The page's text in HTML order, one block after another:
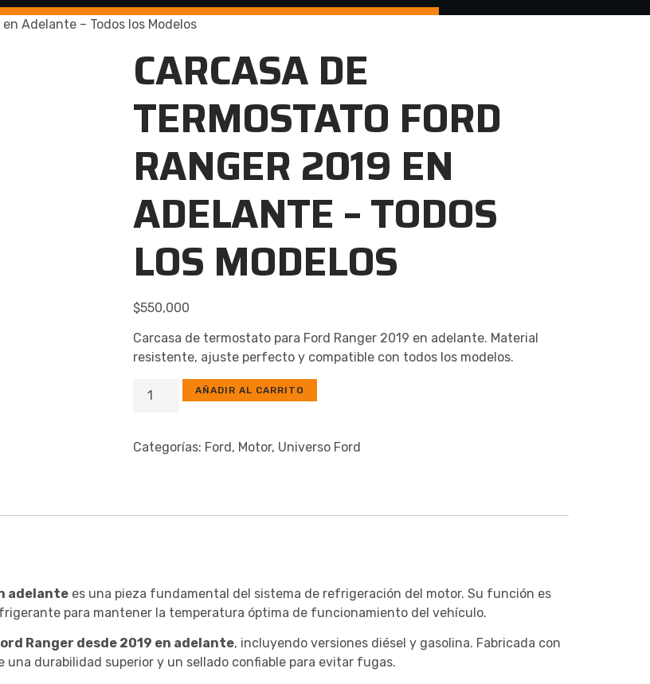
Adelante – Todos los Modelos
CARCASA DE
TERMOSTATO FORD
RANGER 2019 EN
ADELANTE – TODOS
LOS MODELOS
$550,000
Carcasa de termostato para Ford Ranger 2019 en adelante. Material
resistente, ajuste perfecto y compatible con todos los modelos.
AÑADIR AL CARRITO
Categorías: Ford, Motor, Universo Ford
adelante es una pieza fundamental del sistema de refrigeración del motor. Su función es
para mantener la temperatura óptima de funcionamiento del vehículo.
Ranger desde 2019 en adelante, incluyendo versiones diésel y gasolina. Fabricada con
durabilidad superior y un sellado confiable para evitar fugas.